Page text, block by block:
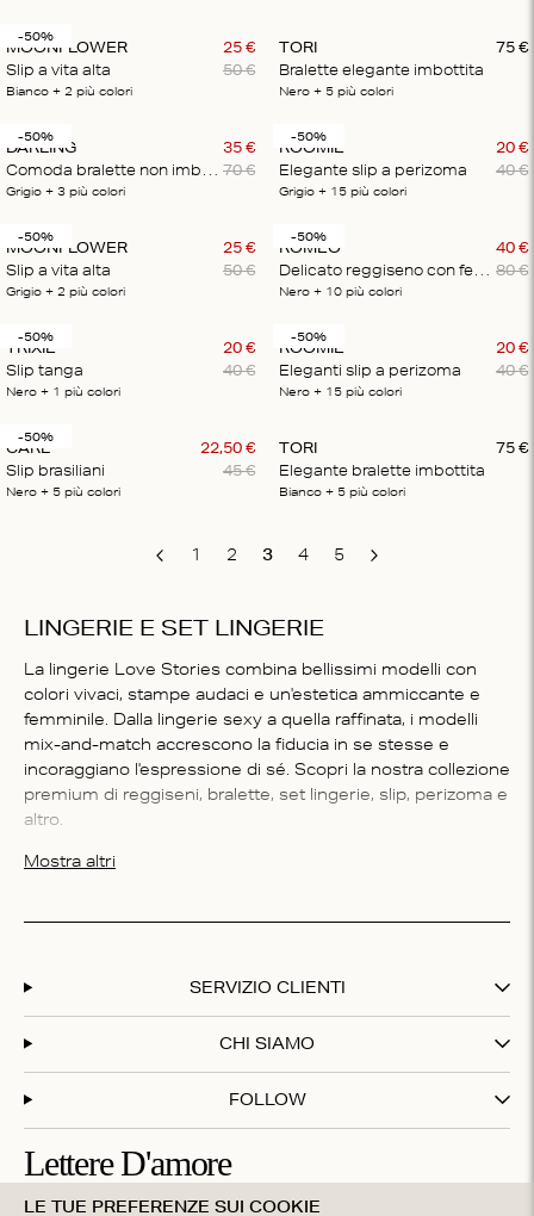
-50%
MOONFLOWER
Slip a vita alta
25€
50€
Bianco + 2 più colori
TORI
Bralette elegante imbottita
75€
Nero + 5 più colori
-50%
DARLING
Comoda bralette non imbottita
35€
70€
Grigio + 3 più colori
-50%
ROOMIE
Elegante slip a perizoma
20€
40€
Grigio + 15 più colori
-50%
MOONFLOWER
Slip a vita alta
25€
50€
Grigio + 2 più colori
-50%
ROMEO
Delicato reggiseno con ferretto
40€
80€
Nero + 10 più colori
-50%
TRIXIE
Slip tanga
20€
40€
Nero + 1 più colori
-50%
ROOMIE
Eleganti slip a perizoma
20€
40€
Nero + 15 più colori
-50%
CARL
Slip brasiliani
22,50€
45€
Nero + 5 più colori
TORI
Elegante bralette imbottita
75€
Bianco + 5 più colori
Previous
1 2 3 4 5 Next
LINGERIE E SET LINGERIE
La lingerie Love Stories combina bellissimi modelli con
colori vivaci, stampe audaci e un'estetica ammiccante e
femminile. Dalla lingerie sexy a quella raffinata, i modelli
mix-and-match accrescono la fiducia in se stesse e
incoraggiano l'espressione di sé. Scopri la nostra collezione
premium di reggiseni, bralette, set lingerie, slip, perizoma e
altro.
Vuoi saperne di più sui modelli Loves Stories? Non
Come primo strato quando ci si veste, la lingerie può
influenzare il mood della giornata e rendere più sicuri di sé.
La lingerie da donna comprende in genere culotte,
come seta, raso, pizzo e morbido cotone. A seconda del
del manuale di lingerie tradizionale, concentrandosi invece
Mostra altri
SERVIZIO CLIENTI
CHI SIAMO
FOLLOW
Lettere D'amore
Iscriviti alla nostra newsletter e ottieni il 20% di sconto sul
LE TUE PREFERENZE SUI COOKIE